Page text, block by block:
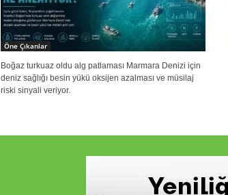
Öne Çıkanlar
Boğaz turkuaz oldu alg patlaması Marmara Denizi için
deniz sağlığı besin yükü oksijen azalması ve müsilaj
riski sinyali veriyor.